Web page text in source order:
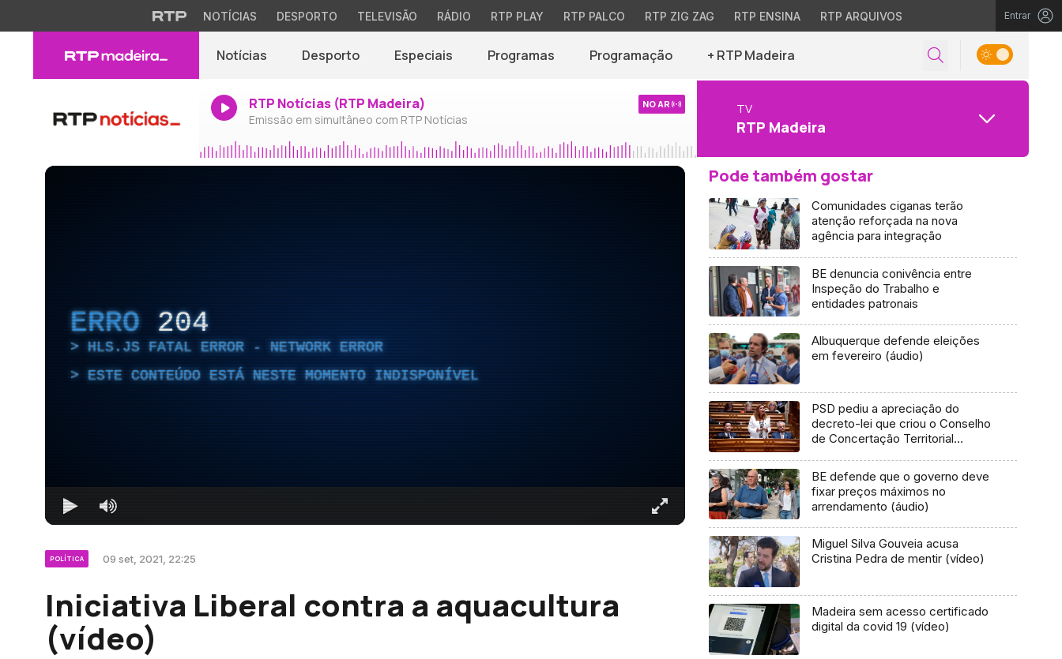
NOTÍCIAS DESPORTO TELEVISÃO RÁDIO RTP PLAY RTP PALCO RTP ZIG ZAG RTP ENSINA RTP ARQUIVOS Entrar
Notícias Desporto Especiais Programas Programação + RTP Madeira
RTP Notícias (RTP Madeira)
Emissão em simultâneo com RTP Notícias
NO AR TV
RTP Madeira
ERRO 204
HLS.JS FATAL ERROR - NETWORK ERROR
ESTE CONTEÚDO ESTÁ NESTE MOMENTO INDISPONÍVEL
POLÍTICA 09 set, 2021, 22:25
Iniciativa Liberal contra a aquacultura
(vídeo)
Pode também gostar
Comunidades ciganas terão
atenção reforçada na nova
agência para integração
BE denuncia conivência entre
Inspeção do Trabalho e
entidades patronais
Albuquerque defende eleições
em fevereiro (áudio)
PSD pediu a apreciação do
decreto-lei que criou o Conselho
de Concertação Territorial
BE defende que o governo deve
fixar preços máximos no
arrendamento (áudio)
Miguel Silva Gouveia acusa
Cristina Pedra de mentir (vídeo)
Madeira sem acesso certificado
digital da covid 19 (vídeo)